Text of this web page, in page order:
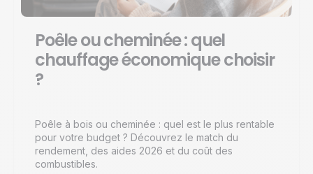
Poêle ou cheminée : quel
chauffage économique choisir
?
Poêle à bois ou cheminée : quel est le plus rentable
pour votre budget ? Découvrez le match du
rendement, des aides 2026 et du coût des
combustibles.